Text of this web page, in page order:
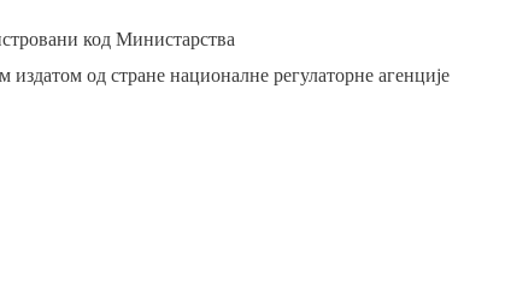
код Министарства
од стране националне регулаторне агенције